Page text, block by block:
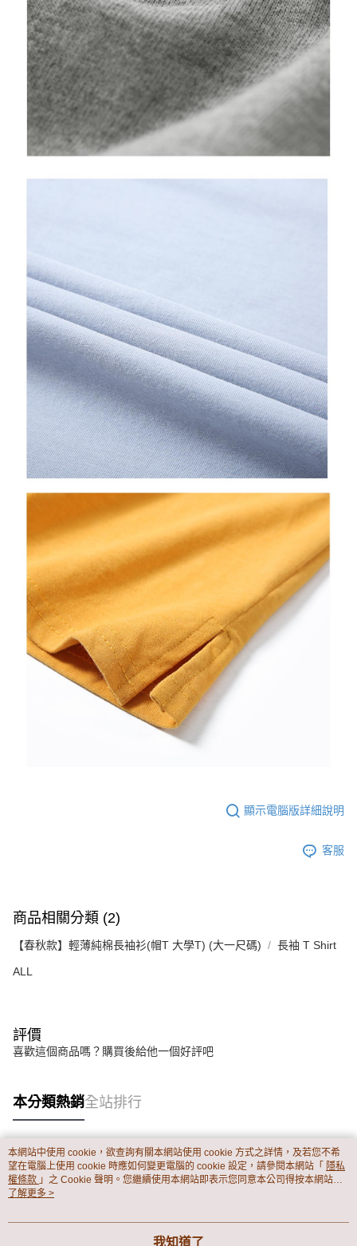
顯示電腦版詳細說明
客服
商品相關分類 (2)
【春秋款】輕薄純棉長袖衫(帽T 大學T) (大一尺碼) 長袖 T Shirt
ALL
評價
喜歡這個商品嗎？購買後給他一個好評吧
本分類熱銷全站排行
熱門標籤
本網站中使用 cookie，欲查詢有關本網站使用 cookie 方式之詳情，及若您不希
望在電腦上使用 cookie 時應如何變更電腦的 cookie 設定，請參閱本網站「 隱私
權條款 」之 Cookie 聲明。您繼續使用本網站即表示您同意本公司得按本網站使
用條款之 Cookie 聲明使用 cookie。
了解更多 >
我知道了